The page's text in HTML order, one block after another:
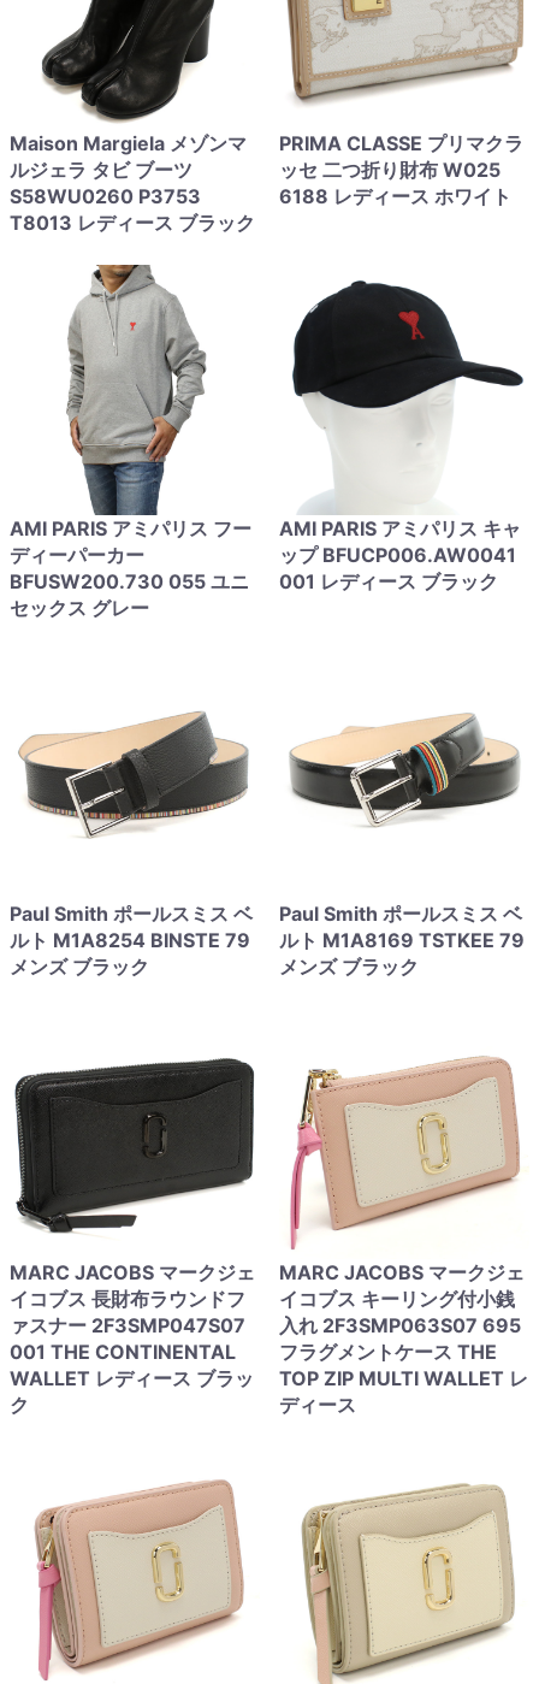
Maison Margiela メゾンマ
ルジェラ タビ ブーツ
S58WU0260 P3753
T8013 レディース ブラック
PRIMA CLASSE プリマクラ
ッセ 二つ折り財布 W025
6188 レディース ホワイト
AMI PARIS アミパリス フー
ディーパーカー
BFUSW200.730 055 ユニ
セックス グレー
AMI PARIS アミパリス キャ
ップ BFUCP006.AW0041
001 レディース ブラック
Paul Smith ポールスミス ベ
ルト M1A8254 BINSTE 79
メンズ ブラック
Paul Smith ポールスミス ベ
ルト M1A8169 TSTKEE 79
メンズ ブラック
MARC JACOBS マークジェ
イコブス 長財布ラウンドフ
ァスナー 2F3SMP047S07
001 THE CONTINENTAL
WALLET レディース ブラッ
ク
MARC JACOBS マークジェ
イコブス キーリング付小銭
入れ 2F3SMP063S07 695
フラグメントケース THE
TOP ZIP MULTI WALLET レ
ディース